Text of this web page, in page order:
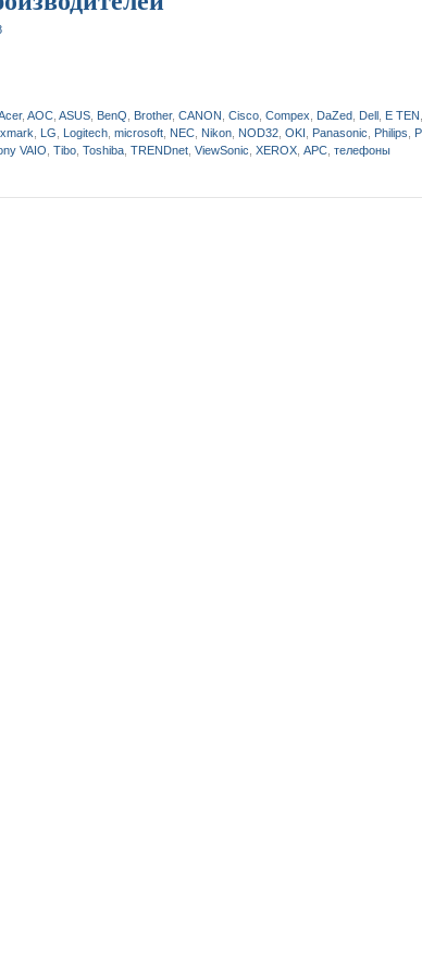
, AOC ASUS BenQ Brother, CANON Cisco Compex DaZed Dell E TEN
LG Logitech microsoft NEC Nikon NOD32 OKI Panasonic Philips
VAIO Tibo Toshiba TRENDnet ViewSonic XEROX АPC телефоны